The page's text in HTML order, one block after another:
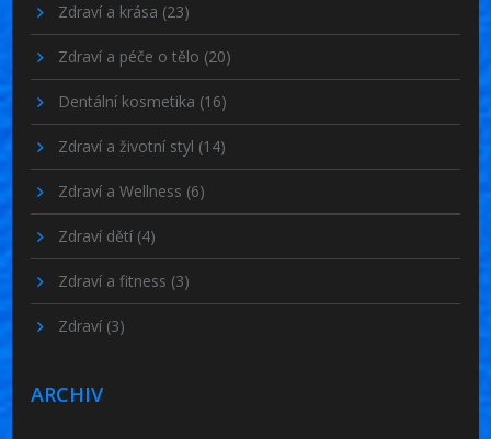
Zdraví a krása (23)
Zdraví a péče o tělo (20)
Dentální kosmetika (16)
Zdraví a životní styl (14)
Zdraví a Wellness (6)
Zdraví dětí (4)
Zdraví a fitness (3)
Zdraví (3)
ARCHIV